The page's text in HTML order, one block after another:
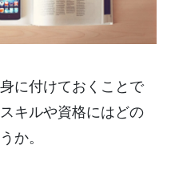
に付けておくことで
キルや資格にはどの
か。